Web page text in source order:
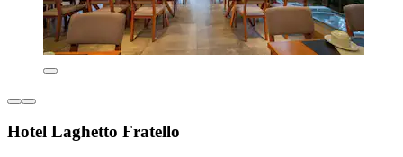
Hotel Laghetto Fratello